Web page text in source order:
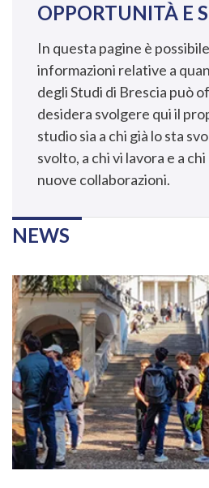
OPPORTUNITÀ E
In questa pagine è
informazioni relative a
degli Studi di Brescia può
desidera svolgere qui il
studio sia a chi già lo sta
svolto, a chi vi lavora e a
nuove collaborazioni.
NEWS